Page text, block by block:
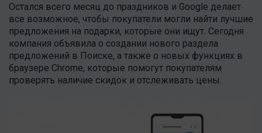
Остался всего месяц до праздников и Google делает
все возможное, чтобы покупатели могли найти лучшие
предложения на подарки, которые они ищут. Сегодня
компания объявила о создании нового раздела
предложений в Поиске, а также о новых функциях в
браузере Chrome, которые помогут покупателям
проверять наличие скидок и отслеживать цены.